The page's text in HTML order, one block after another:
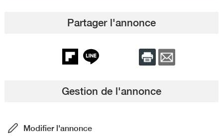
Partager l'annonce
Gestion de l'annonce
Modifier l'annonce